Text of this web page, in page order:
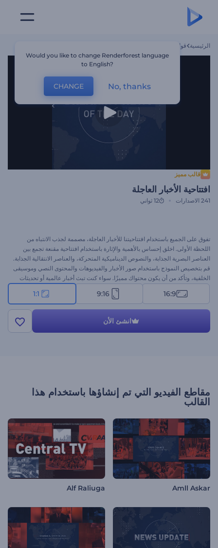
الرئيسية قوالب
قالب مميز
افتتاحية الأخبار العاجلة
241 الاصدارات 12 ثواني
تفوق على الجميع باستخدام افتتاحيتنا للأخبار العاجلة، مصممة لجذب الانتباه من
اللحظة الأولى. اخلق إحساس بالأهمية والإثارة باستخدام افتتاحية مقنعة تجمع بين
العناصر البصرية الجذابة، والنصوص الديناميكية المتحركة، والعناصر الانتقالية الجذابة.
قم بتخصيص النموذج باستخدام صور الأخبار والفيديوهات والمحتوى النصي وموسيقى
الخلفية، وتأكد من أن يكون محتواك مميزًا. سواء كنت تبث أخبار عالمية أو تحديثات
محلية، سيكون هذا النموذج طريقة مؤثرة لعرض أهم الأخبار واجتذاب الجمهور. ابدأ
الآن للارتقاء بعرضك للأخبار!
16:9
9:16
1:1
انشئ الأن
مقاطع الفيديو التي تم إنشاؤها باستخدام هذا
القالب
Amll Askar
Alf Raliuga
Would you like to change Renderforest language
to English?
CHANGE No, thanks